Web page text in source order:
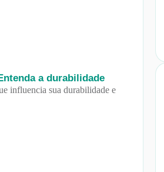
a durabilidade
influencia sua durabilidade e